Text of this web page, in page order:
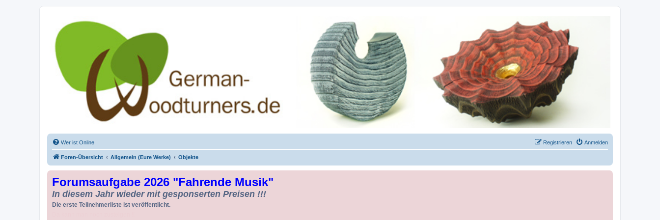
Drechseln und Kunsthandwerk - German-Woodturners *Forum Sauerland*
Der Treffpunkt für Drechsler und Freunde des Kunsthandwerks
Wer ist Online Anmelden
Registrieren
Foren-Übersicht Allgemein (Eure Werke) Objekte
Forumsaufgabe 2026 "Fahrende Musik"
In diesem Jahr wieder mit gesponserten Preisen !!!
Die erste Teilnehmerliste ist veröffentlicht.